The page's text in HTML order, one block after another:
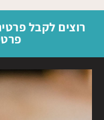
רוצים לקבל